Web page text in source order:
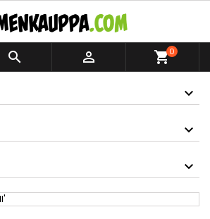
  shopping_cart0